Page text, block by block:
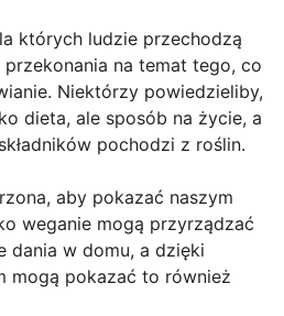
których ludzie przechodzą
na temat tego, co
Niektórzy powiedzieliby,
dieta, ale sposób na życie, a
pochodzi z roślin.
aby pokazać naszym
weganie mogą przyrządzać
dania w domu, a dzięki
mogą pokazać to również